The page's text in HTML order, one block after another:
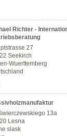
Richter -
27
Seekirch
Wuerttemberg
13a
Lesna
slask